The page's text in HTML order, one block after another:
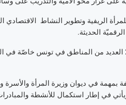
الريفية وتطوير النشاط الاقتصادي
الرقميّة الحديثة.
العديد من المناطق في تونس خاصّة في
بمهمة في ديوان وزيرة المرأة والأسرة
في إطار استكمال للأنشطة